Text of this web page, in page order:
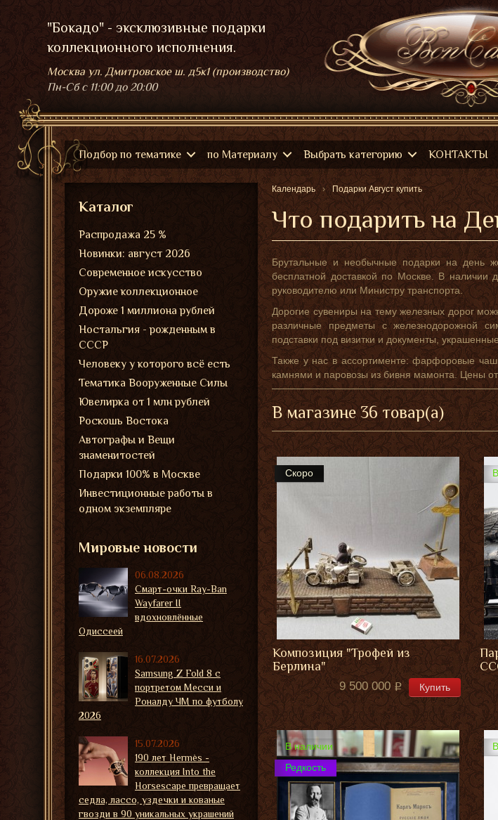
"Бокадо" - эксклюзивные подарки
коллекционного исполнения.
Москва ул. Дмитровское ш. д5к1 (производство)
Пн-Сбс 11:00 до 20:00
Подбор по тематике по Материалу Выбрать категорию КОНТАКТЫ
Календарь Подарки Август купить
Что подарить на
Брутальные и необычные подарки на день
бесплатной доставкой по Москве. В
руководителю или Министру транспорта.
Дорогие сувениры на тему железных дорог
различные предметы с железнодорожной
подставки под визитки и документы,
Также у нас в ассортименте: фарфоровые
камнями и паровозы из бивня мамонта. Цены
В магазине 36 товар(а)
Скоро
Композиция "Трофей из
Берлина"
9 500 000 Купить
В наличии
Редкость
Каталог
Распродажа 25 %
Новинки: август 2026
Современное искусство
Оружие коллекционное
Дороже 1 миллиона рублей
Ностальгия - рожденным в
СССР
Человеку у которого всё есть
Тематика Вооруженные Силы
Ювелирка от 1 млн рублей
Роскошь Востока
Автографы и Вещи
знаменитостей
Подарки 100% в Москве
Инвестиционные работы в
одном экземпляре
Мировые новости
06.08.2026
Смарт-очки Ray-Ban
Wayfarer II
вдохновлённые
Одиссеей
16.07.2026
Samsung Z Fold 8 с
портретом Месси и
Роналду ЧМ по футболу
2026
15.07.2026
190 лет Hermès -
коллекция Into the
Horsescape превращает
седла, лассо, уздечки и кованые
гвозди в 90 уникальных украшений